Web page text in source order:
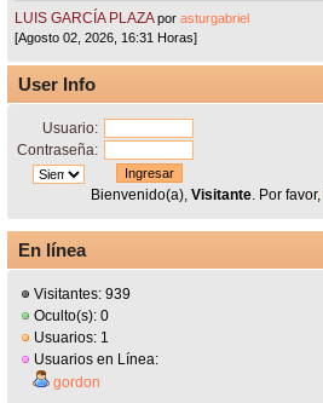
LUIS GARCÍA PLAZA porasturgabriel
[Agosto 02, 2026, 16:31 Horas]
User Info
Usuario:
Contraseña:
Bienvenido(a), Visitante. Por favor,
En línea
Visitantes: 939
Oculto(s): 0
Usuarios: 1
Usuarios en Línea:
gordon